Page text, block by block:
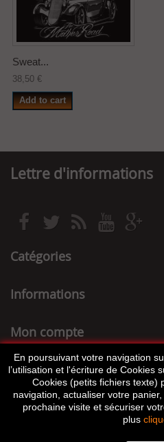
Sweat...
38,50 €
Add to cart
Lettre d'informations
Catégories
Informations
Mon compte
Informations sur votre
En poursuivant votre navigation
l’utilisation et l'écriture de Cookies
Cookies (petits fichiers texte)
navigation, actualiser votre
prochaine visite et sécuriser
plus